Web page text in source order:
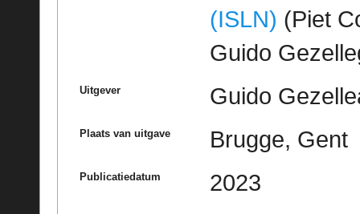
(ISLN) (Piet
Guido
Uitgever Guido
Plaats van uitgave Brugge, Gent
Publicatiedatum 2023